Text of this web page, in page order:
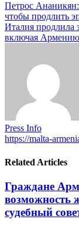
Петрос
чтобы продлить
Италия продлила
включая Армению
Press Info
https://malta-
Related Articles
Граждане
возможность
судебный